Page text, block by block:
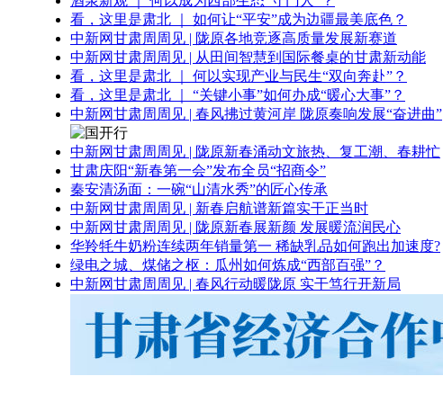
看，这里是肃北 ｜ 如何让“平安”成为边疆最美底色？
中新网甘肃周周见 | 陇原各地竞逐高质量发展新赛道
中新网甘肃周周见 | 从田间智慧到国际餐桌的甘肃新动能
看，这里是肃北 ｜ 何以实现产业与民生“双向奔赴”？
看，这里是肃北 ｜ “关键小事”如何办成“暖心大事”？
中新网甘肃周周见 | 春风拂过黄河岸 陇原奏响发展“奋进曲”
中新网甘肃周周见 | 陇原新春涌动文旅热、复工潮、春耕忙
甘肃庆阳“新春第一会”发布全员“招商令”
秦安清汤面：一碗“山清水秀”的匠心传承
中新网甘肃周周见 | 新春启航谱新篇实干正当时
中新网甘肃周周见 | 陇原新春展新颜 发展暖流润民心
华羚牦牛奶粉连续两年销量第一 稀缺乳品如何跑出加速度?
绿电之城、煤储之枢：瓜州如何炼成“西部百强”？
中新网甘肃周周见 | 春风行动暖陇原 实干笃行开新局